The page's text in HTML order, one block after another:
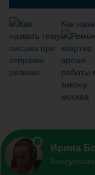
Как